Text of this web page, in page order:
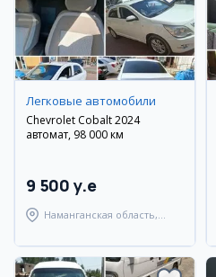
Легковые автомобили
Chevrolet Cobalt 2024
автомат, 98 000 км
9 500 y.e
Наманганская область,